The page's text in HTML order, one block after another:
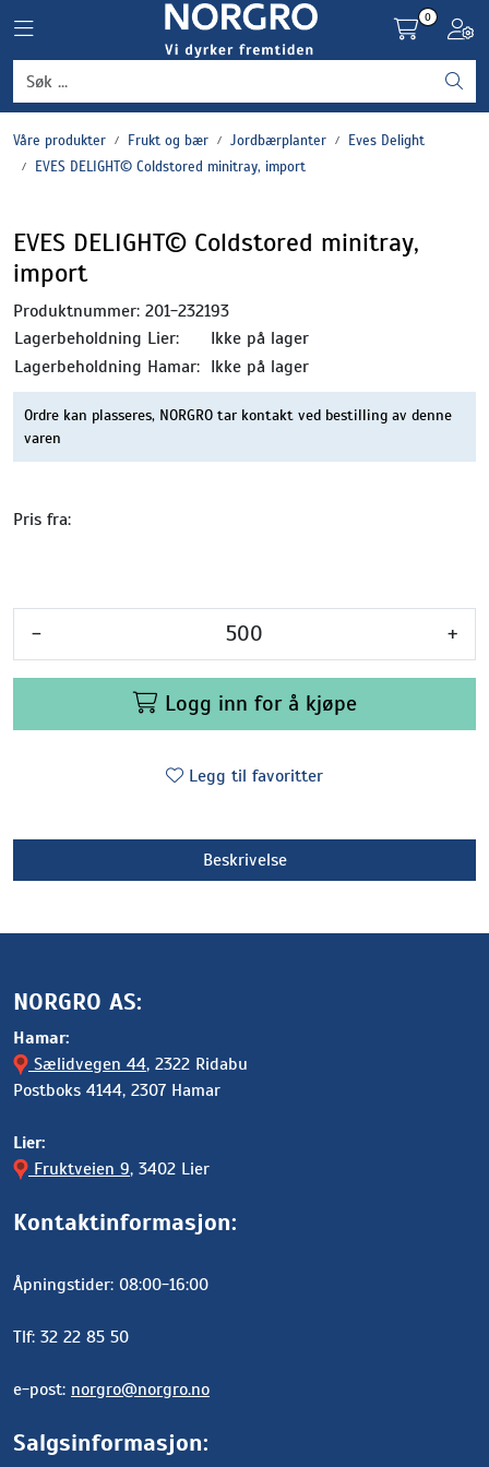
Toggle navigation
0
Våre produkter Frukt og bær Jordbærplanter
Eves Delight
EVES DELIGHT© Coldstored minitray, import
EVES DELIGHT© Coldstored minitray,
import
Produktnummer: 201-232193
Lagerbeholdning Lier:
Ikke på lager
Lagerbeholdning Hamar: Ikke på lager
Ordre kan plasseres, NORGRO tar kontakt ved bestilling av denne
varen
Pris fra:
- +
Logg inn for å kjøpe
Legg til favoritter
Beskrivelse
NORGRO AS:
Hamar:
Sælidvegen 44, 2322 Ridabu
Postboks 4144, 2307 Hamar
Lier:
Fruktveien 9, 3402 Lier
Kontaktinformasjon:
Åpningstider: 08:00-16:00
Tlf: 32 22 85 50
e-post: norgro@norgro.no
Salgsinformasjon:
Grønnsaker
Settepotet og setteløk
Plantevern og nyttedyr
Blomster, potter og brett
Driftsmidler